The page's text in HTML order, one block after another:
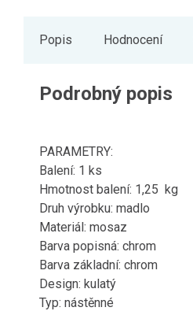
Popis Hodnocení
Podrobný popis
PARAMETRY:
Balení: 1 ks
Hmotnost balení: 1,25 kg
Druh výrobku: madlo
Materiál: mosaz
Barva popisná: chrom
Barva základní: chrom
Design: kulatý
Typ: nástěnné